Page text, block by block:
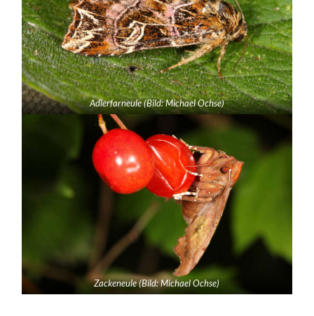
Adlerfarneule (Bild: Michael Ochse)
Zackeneule (Bild: Michael Ochse)